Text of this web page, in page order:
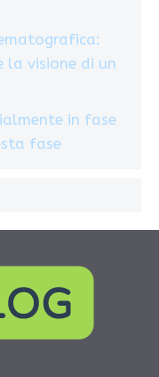
la visione di un
in fase
fase